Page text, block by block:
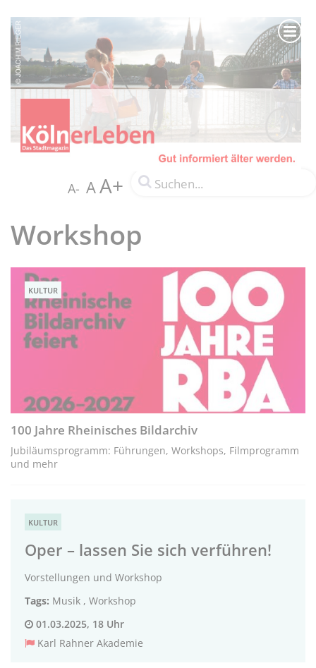
A- AA+
Workshop
KULTUR
100 Jahre Rheinisches Bildarchiv
Jubiläumsprogramm: Führungen, Workshops, Filmprogramm
und mehr
KULTUR
Oper – lassen Sie sich verführen!
Vorstellungen und Workshop
Tags: Musik , Workshop
01.03.2025, 18 Uhr
Karl Rahner Akademie